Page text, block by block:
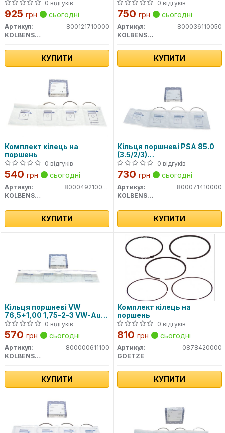
0 відгуків
925 грн сьогодні
Артикул:
800121710000
KOLBENSCHMIDT
КУПИТИ
Trafic 1.9 DTi (F9Q) 97-
0 відгуків
750 грн сьогодні
Артикул:
800036110050
KOLBENSCHMIDT
КУПИТИ
Комплект кілець на
поршень
0 відгуків
540 грн сьогодні
Артикул:
800049210000
KOLBENSCHMIDT
КУПИТИ
Кільця поршневі PSA 85.0
(3.5/2/3)
4HY/DW12TED4/
во KS)
0 відгуків
730 грн сьогодні
Артикул:
800071410000
KOLBENSCHMIDT
КУПИТИ
Кільця поршневі VW
76,5+1,00 1,75-2-3 VW-Audi
1cyl
0 відгуків
570 грн сьогодні
Артикул:
800000611100
KOLBENSCHMIDT
КУПИТИ
Комплект кілець на
поршень
0 відгуків
810 грн сьогодні
Артикул:
0878420000
GOETZE
КУПИТИ